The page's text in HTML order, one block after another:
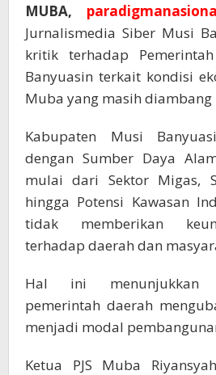
MUBA,
Jurnalismedia Siber Musi
kritik terhadap
Banyuasin terkait kondisi
Muba yang masih
Kabupaten Musi
dengan Sumber Daya
mulai dari Sektor Migas,
hingga Potensi Kawasan
tidak memberikan
terhadap daerah dan
Hal ini menunjukkan
pemerintah daerah
menjadi modal
Ketua PJS Muba